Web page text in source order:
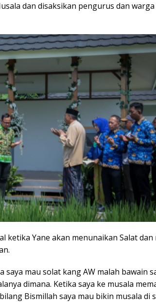
dan disaksikan pengurus dan
ketika Yane akan menunaikan Salat dan
saya mau solat kang AW malah bawain
dimana. Ketika saya ke musala
Bismillah saya mau bikin musala di